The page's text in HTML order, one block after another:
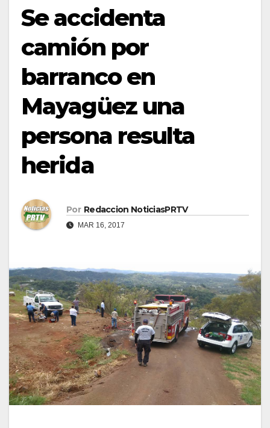
Se accidenta
camión por
barranco en
Mayagüez una
persona resulta
herida
Por Redaccion NoticiasPRTV
MAR 16, 2017